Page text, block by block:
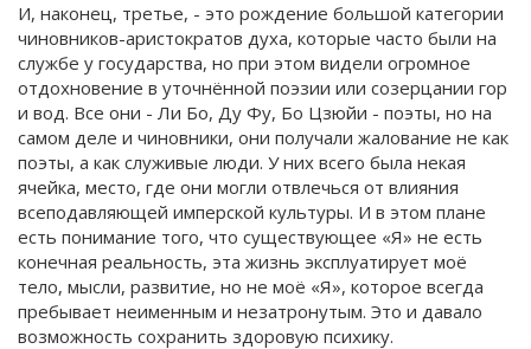
И, наконец, третье, - это рождение большой категории
чиновников-аристократов духа, которые часто были на
службе у государства, но при этом видели огромное
отдохновение в уточнённой поэзии или созерцании гор
и вод. Все они - Ли Бо, Ду Фу, Бо Цзюйи - поэты, но на
самом деле и чиновники, они получали жалование не как
поэты, а как служивые люди. У них всего была некая
ячейка, место, где они могли отвлечься от влияния
всеподавляющей имперской культуры. И в этом плане
есть понимание того, что существующее «Я» не есть
конечная реальность, эта жизнь эксплуатирует моё
тело, мысли, развитие, но не моё «Я», которое всегда
пребывает неименным и незатронутым. Это и давало
возможность сохранить здоровую психику.